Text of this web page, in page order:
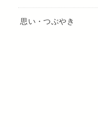
思い・つぶやき